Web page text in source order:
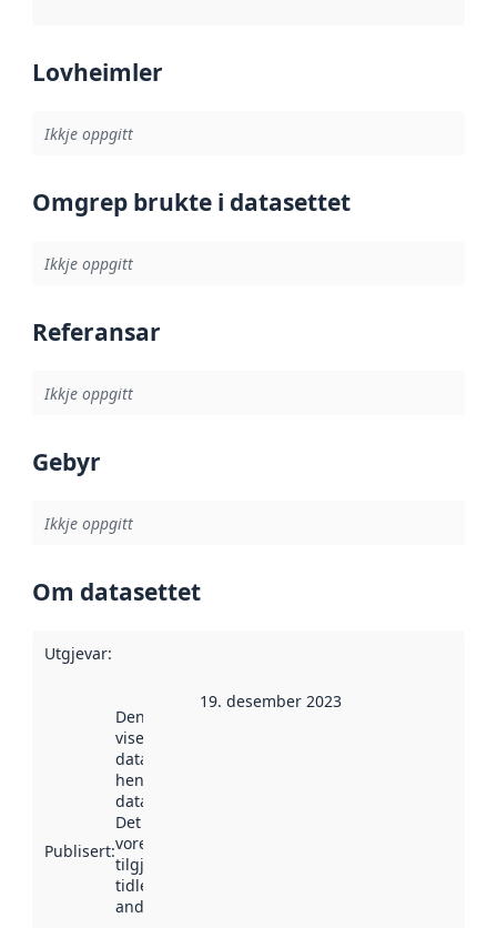
Lovheimler
Ikkje oppgitt
Omgrep brukte i datasettet
Ikkje oppgitt
Referansar
Ikkje oppgitt
Gebyr
Ikkje oppgitt
Om datasettet
Utgjevar:
Publisert:
Denne datoen
viser når
datasettet vart
henta inn av
data.norge.no.
Det kan ha
vore
tilgjengeleg
tidlegare
andre stader.
19. desember 2023